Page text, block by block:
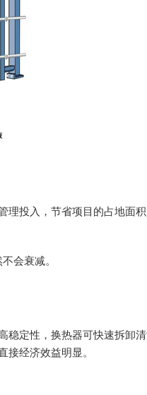
投入，节省项目的占地面积
会衰减。
定性，换热器可快速拆卸
经济效益明显。